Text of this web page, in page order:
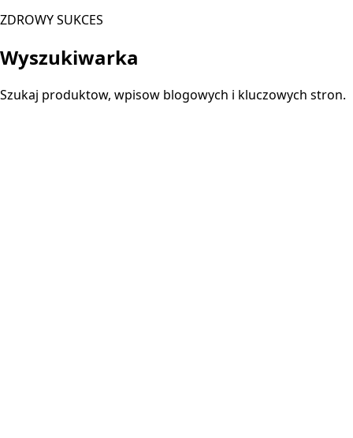
ZDROWY SUKCES
Wyszukiwarka
Szukaj produktow, wpisow blogowych i kluczowych stron.